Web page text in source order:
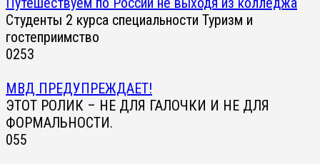
Студенты 2 курса специальности Туризм и
гостеприимство
0253
МВД ПРЕДУПРЕЖДАЕТ!
ЭТОТ РОЛИК – НЕ ДЛЯ ГАЛОЧКИ И НЕ ДЛЯ
ФОРМАЛЬНОСТИ.
055